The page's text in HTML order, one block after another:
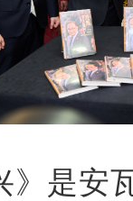
》是安